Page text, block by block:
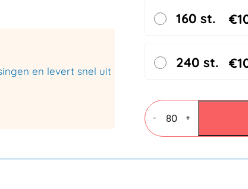
en levert snel uit
160 st. €
240 st. €
-
Palletdoos
+
Laadklep
1180x780x1080mm
Dubbele
+